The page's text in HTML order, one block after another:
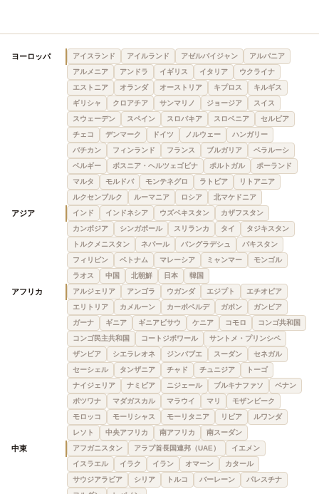
ヨーロッパ アイスランド アイルランド アゼルバイジャン
アルバニア
アルメニア
アンドラ イギリス イタリア
ウクライナ
エストニア
オランダ オーストリア キプロス
キルギス
ギリシャ
クロアチア サンマリノ ジョージア
スイス
スウェーデン
スペイン スロバキア スロベニア
セルビア
チェコ
デンマーク ドイツ ノルウェー
ハンガリー
バチカン
フィンランド フランス ブルガリア
ベラルーシ
ベルギー
ボスニア・ヘルツェゴビナ ポルトガル
ポーランド
マルタ
モルドバ モンテネグロ ラトビア
リトアニア
ルクセンブルク
ルーマニア ロシア 北マケドニア
アジア インド インドネシア ウズベキスタン
カザフスタン
カンボジア
シンガポール スリランカ タイ
タジキスタン
トルクメニスタン
ネパール バングラデシュ
パキスタン
フィリピン
ベトナム マレーシア ミャンマー
モンゴル
ラオス
中国 北朝鮮 日本 韓国
アフリカ アルジェリア アンゴラ ウガンダ エジプト
エチオピア
エリトリア
カメルーン カーボベルデ ガボン
ガンビア
ガーナ
ギニア ギニアビサウ ケニア コモロ
コンゴ共和国
コンゴ民主共和国
コートジボワール
サントメ・プリンシペ
ザンビア
シエラレオネ ジンバブエ スーダン
セネガル
セーシェル
タンザニア チャド チュニジア
トーゴ
ナイジェリア
ナミビア ニジェール ブルキナファソ
ベナン
ボツワナ
マダガスカル マラウイ マリ
モザンビーク
モロッコ
モーリシャス モーリタニア リビア
ルワンダ
レソト
中央アフリカ 南アフリカ 南スーダン
中東 アフガニスタン アラブ首長国連邦（UAE）
イエメン
イスラエル
イラク イラン オマーン
カタール
サウジアラビア
シリア トルコ バーレーン
パレスチナ